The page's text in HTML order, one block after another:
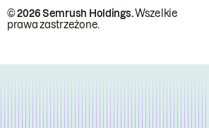
© 2026 Semrush Holdings.Wszelkie
prawa zastrzeżone.